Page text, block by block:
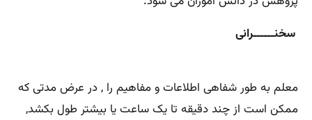
سخنــــــرانی
معلم به طور شفاهی اطلاعات و مفاهیم را , در عرض مدتی که
ممکن است از چند دقیقه تا یک ساعت یا بیشتر طول بکشد,